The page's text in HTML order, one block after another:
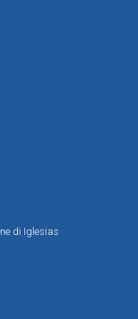
di Iglesias